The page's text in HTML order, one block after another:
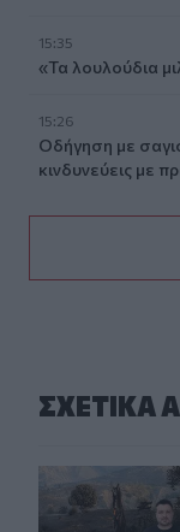
15:35
«Τα λουλούδια
15:26
Οδήγηση με
κινδυνεύεις με
ΣΧΕΤΙΚA
Θ. Γιάνναρος: